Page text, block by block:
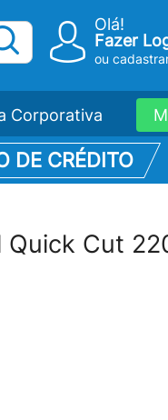
Olá!
Fazer
ou
Corporativa
DE CRÉDITO
Quick Cut